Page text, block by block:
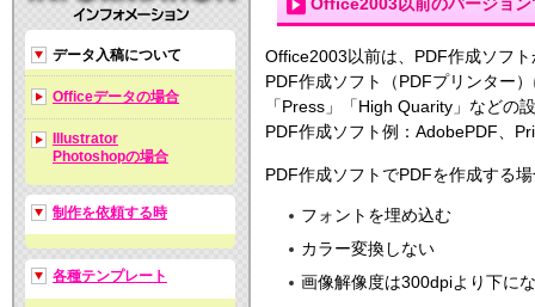
データ入稿について
Officeデータの場合
Illustrator
Photoshopの場合
制作を依頼する時
各種テンプレート
Office2003以前のバージョ
Office2003以前は、PDF作成ソフ
PDF作成ソフト（PDFプリンター
「Press」「High Quarity」などの
PDF作成ソフト例：AdobePDF、
PDF作成ソフトでPDFを作成する
フォントを埋め込む
カラー変換しない
画像解像度は300dpiより下に